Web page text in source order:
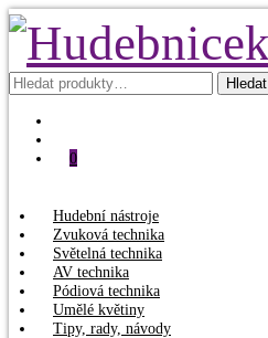
Hledat: Hledat
0
Hudební nástroje
Zvuková technika
Světelná technika
AV technika
Pódiová technika
Umělé květiny
Tipy, rady, návody